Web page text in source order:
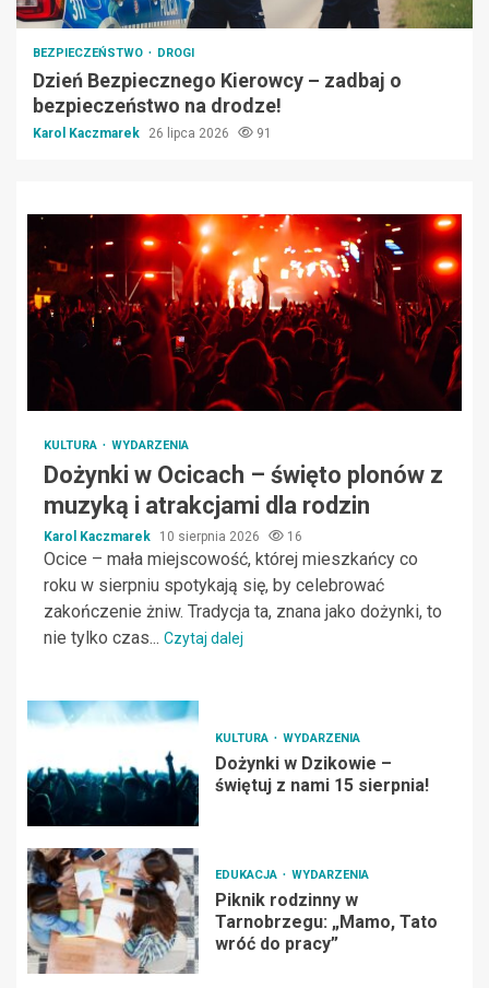
BEZPIECZEŃSTWO DROGI
Dzień Bezpiecznego Kierowcy – zadbaj o
bezpieczeństwo na drodze!
Karol Kaczmarek 26 lipca 2026 91
KULTURA WYDARZENIA
Dożynki w Ocicach – święto plonów z
muzyką i atrakcjami dla rodzin
Karol Kaczmarek 10 sierpnia 2026 16
Ocice – mała miejscowość, której mieszkańcy co
roku w sierpniu spotykają się, by celebrować
zakończenie żniw. Tradycja ta, znana jako dożynki, to
nie tylko czas... Czytaj dalej
KULTURA WYDARZENIA
Dożynki w Dzikowie –
świętuj z nami 15 sierpnia!
EDUKACJA WYDARZENIA
Piknik rodzinny w
Tarnobrzegu: „Mamo, Tato
wróć do pracy”